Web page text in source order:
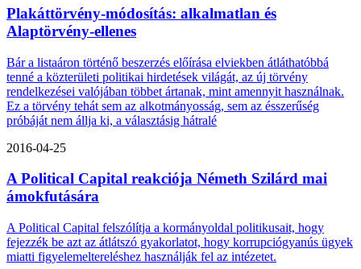
Plakáttörvény-módosítás: alkalmatlan és
Alaptörvény-ellenes
Bár a listaáron történő beszerzés előírása elviekben átláthatóbbá
tenné a közterületi politikai hirdetések világát, az új törvény
rendelkezései valójában többet ártanak, mint amennyit használnak.
Ez a törvény tehát sem az alkotmányosság, sem az ésszerűség
próbáját nem állja ki, a választásig hátralé
2016-04-25
A Political Capital reakciója Németh Szilárd mai
ámokfutására
A Political Capital felszólítja a kormányoldal politikusait, hogy
fejezzék be azt az átlátszó gyakorlatot, hogy korrupciógyanús ügyek
miatti figyelemeltereléshez használják fel az intézetet.